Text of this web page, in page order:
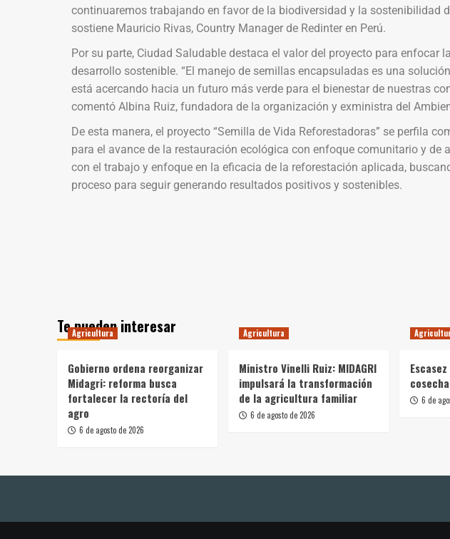
continuaremos trabajando en favor de la biodiversidad y la sostenibilidad
sostiene Mauricio Rivas, Country Manager de Redinter en Perú.
Por su parte, Ciudad Saludable destaca el valor del proyecto para enfocar
desarrollo sostenible. “El manejo de semillas encapsuladas es una
está acercando hacia un futuro más verde para el bienestar de nuestras
comentó Albina Ruiz, fundadora de la organización y exministra del
De esta manera, el proyecto “Semilla de Vida Reforestadoras” se perfila
para el avance de la restauración ecológica con enfoque comunitario y de
con el trabajo y enfoque en la eficacia de la reforestación aplicada,
proceso para seguir generando resultados positivos y sostenibles.
Te pueden interesar
Agricultura
Gobierno ordena reorganizar
Midagri: reforma busca
fortalecer la rectoría del
agro
6 de agosto de 2026
Agricultura
Ministro Vinelli Ruiz: MIDAGRI
impulsará la transformación
de la agricultura familiar
6 de agosto de 2026
6 de